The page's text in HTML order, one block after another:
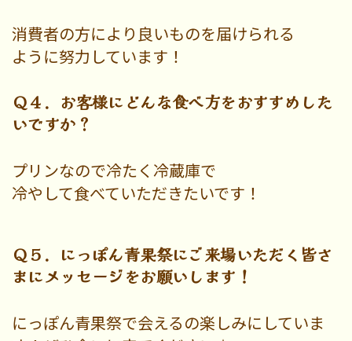
消費者の方により良いものを届けられる
ように努力しています！
Ｑ４．お客様にどんな食べ方をおすすめした
いですか？
プリンなので冷たく冷蔵庫で
冷やして食べていただきたいです！
Ｑ５．にっぽん青果祭にご来場いただく皆さ
まにメッセージをお願いします！
にっぽん青果祭で会えるの楽しみにしていま